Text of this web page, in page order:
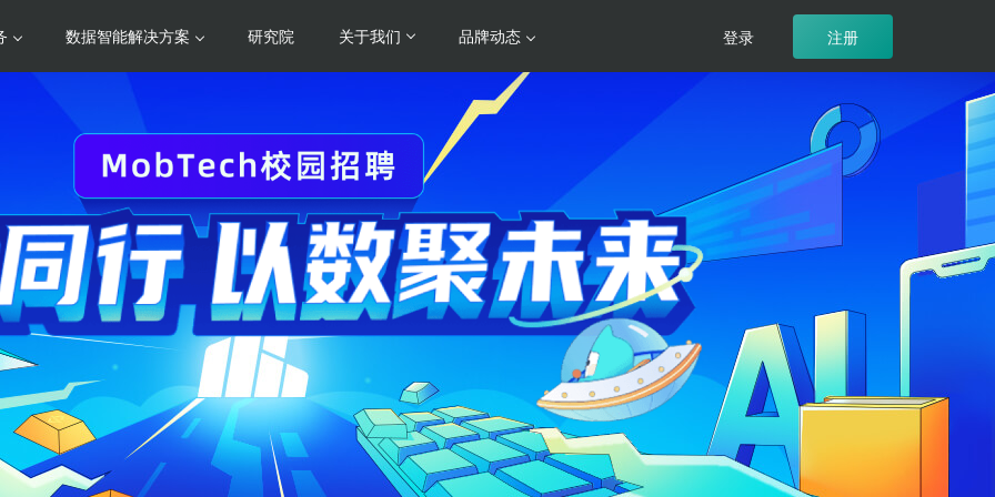
数据智能解决方案 研究院 关于我们 品牌动态 登录 注册